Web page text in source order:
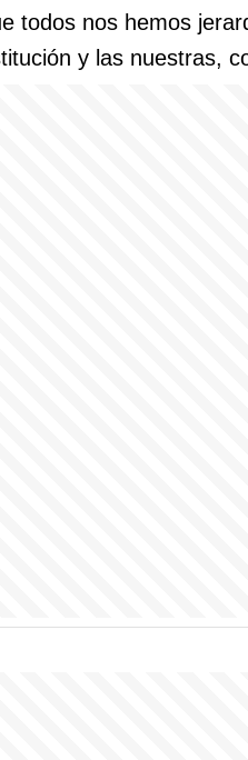
todos nos hemos
y las nuestras,